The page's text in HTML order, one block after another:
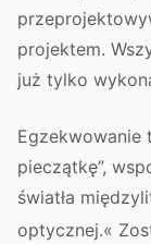
projektem.
już tylko
Egzekwowanie
pieczątkę”,
światła
optycznej.«